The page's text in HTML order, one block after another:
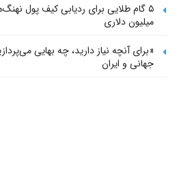
۵ گام طلایی برای ردیابی کیف پول‌
میلیون دلاری
«برای آنچه نیاز دارید، چه بهایی
جهانی و ایران